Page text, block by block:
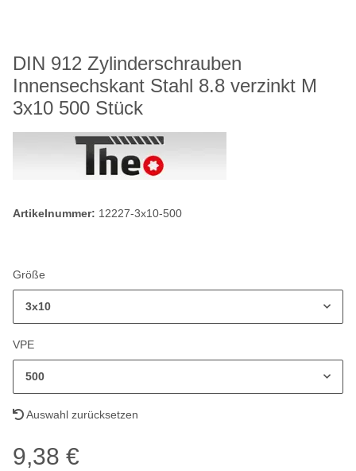
DIN 912 Zylinderschrauben
Innensechskant Stahl 8.8 verzinkt M
3x10 500 Stück
Artikelnummer: 12227-3x10-500
Größe
3x10
VPE
500
Auswahl zurücksetzen
9,38 €